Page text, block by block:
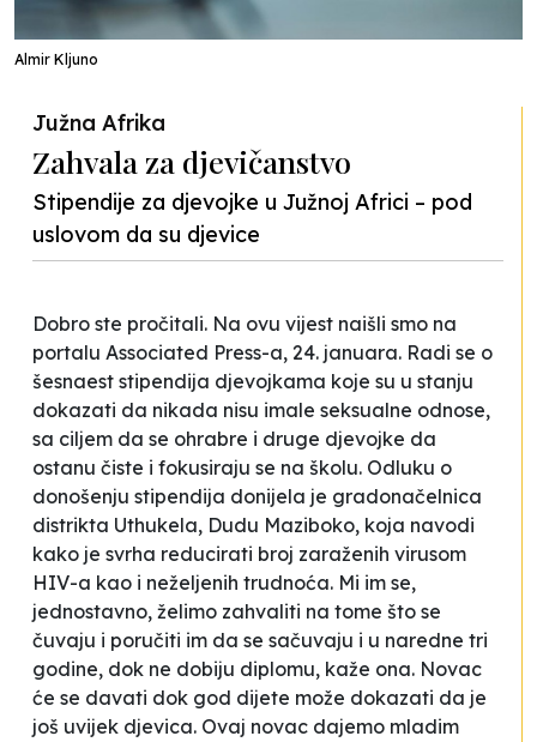
Almir Kljuno
Južna Afrika
Zahvala za djevičanstvo
Stipendije za djevojke u Južnoj Africi – pod
uslovom da su djevice
Dobro ste pročitali. Na ovu vijest naišli smo na
portalu Associated Press-a, 24. januara. Radi se o
šesnaest stipendija djevojkama koje su u stanju
dokazati da nikada nisu imale seksualne odnose,
sa ciljem da se ohrabre i druge djevojke da
ostanu čiste i fokusiraju se na školu. Odluku o
donošenju stipendija donijela je gradonačelnica
distrikta Uthukela, Dudu Maziboko, koja navodi
kako je svrha reducirati broj zaraženih virusom
HIV-a kao i neželjenih trudnoća. Mi im se,
jednostavno, želimo zahvaliti na tome što se
čuvaju i poručiti im da se sačuvaju i u naredne tri
godine, dok ne dobiju diplomu, kaže ona. Novac
će se davati dok god dijete može dokazati da je
još uvijek djevica. Ovaj novac dajemo mladim